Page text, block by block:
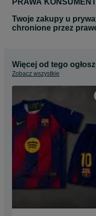
PRAWA
Twoje zakupy u
chronione przez
Więcej od tego
Zobacz wszystkie